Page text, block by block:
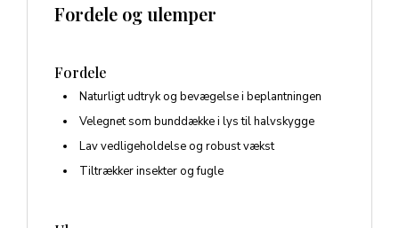
Fordele og ulemper
Fordele
Naturligt udtryk og bevægelse i beplantningen
Velegnet som bunddække i lys til halvskygge
Lav vedligeholdelse og robust vækst
Tiltrækker insekter og fugle